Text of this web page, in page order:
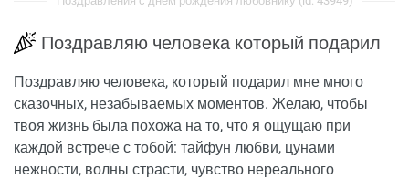
Поздравляю человека который подарил
Поздравляю человека, который подарил мне много
сказочных, незабываемых моментов. Желаю, чтобы
твоя жизнь была похожа на то, что я ощущаю при
каждой встрече с тобой: тайфун любви, цунами
нежности, волны страсти, чувство нереального